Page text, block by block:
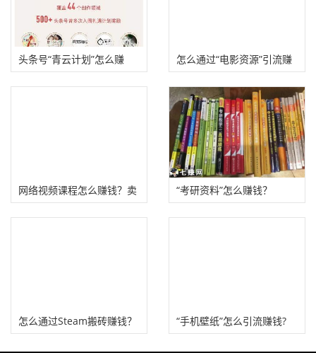
头条号“青云计划”怎么赚
钱？
怎么通过“电影资源”引流赚
钱?
网络视频课程怎么赚钱？卖
课模式拆解！
“考研资料”怎么赚钱？
怎么通过Steam搬砖赚钱？
“手机壁纸”怎么引流赚钱?